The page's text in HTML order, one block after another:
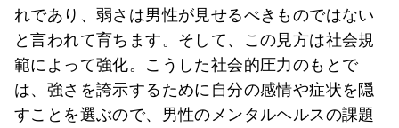
れであり、弱さは男性が見せるべきものではない
と言われて育ちます。そして、この見方は社会規
範によって強化。こうした社会的圧力のもとで
は、強さを誇示するために自分の感情や症状を隠
すことを選ぶので、男性のメンタルヘルスの課題